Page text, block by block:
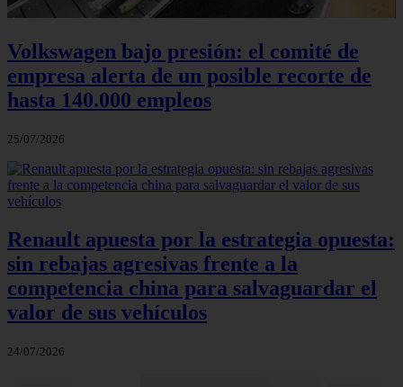
Volkswagen bajo presión: el comité de
empresa alerta de un posible recorte de
hasta 140.000 empleos
25/07/2026
Renault apuesta por la estrategia opuesta:
sin rebajas agresivas frente a la
competencia china para salvaguardar el
valor de sus vehículos
24/07/2026